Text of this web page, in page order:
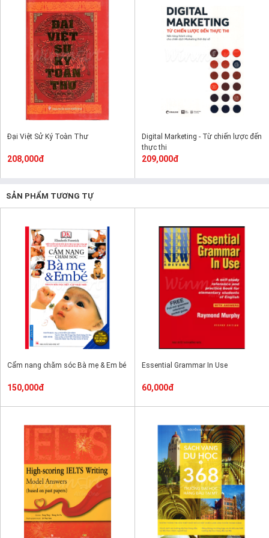
Đại Việt Sử Ký Toàn Thư
208,000đ
Digital Marketing - Từ chiến lược đến
thực thi
209,000đ
SẢN PHẨM TƯƠNG TỰ
Cẩm nang chăm sóc Bà mẹ & Em bé
150,000đ
Essential Grammar In Use
60,000đ